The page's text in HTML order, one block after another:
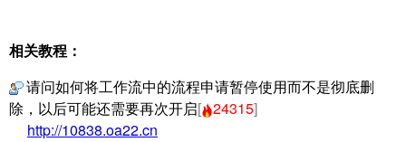
相关教程：
请问如何将工作流中的流程申请暂停使用而不是彻底删
除，以后可能还需要再次开启[ 24315]
http://10838.oa22.cn